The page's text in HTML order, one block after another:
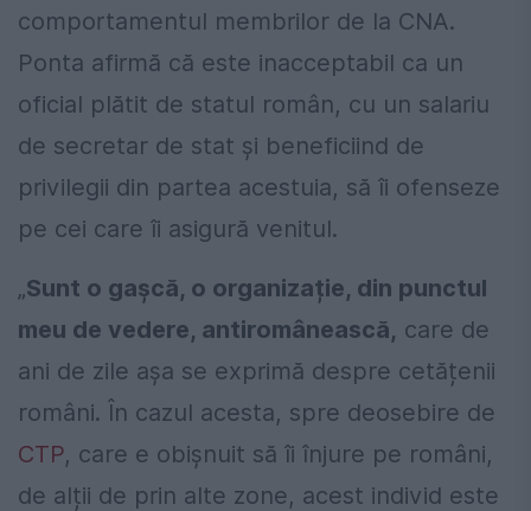
comportamentul membrilor de la CNA.
Ponta afirmă că este inacceptabil ca un
oficial plătit de statul român, cu un salariu
de secretar de stat și beneficiind de
privilegii din partea acestuia, să îi ofenseze
pe cei care îi asigură venitul.
„Sunt o gașcă, o organizație, din punctul
meu de vedere, antiromânească, care de
ani de zile așa se exprimă despre cetățenii
români. În cazul acesta, spre deosebire de
CTP, care e obișnuit să îi înjure pe români,
de alții de prin alte zone, acest individ este